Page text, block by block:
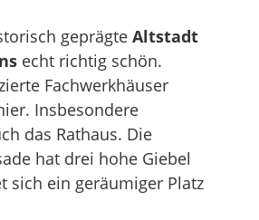
geprägte Altstadt
echt richtig schön.
Fachwerkhäuser
Insbesondere
das Rathaus. Die
hat drei hohe Giebel
sich ein geräumiger Platz